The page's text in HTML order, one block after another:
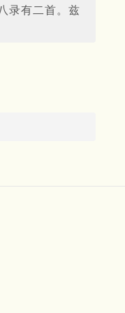
录有二首。兹